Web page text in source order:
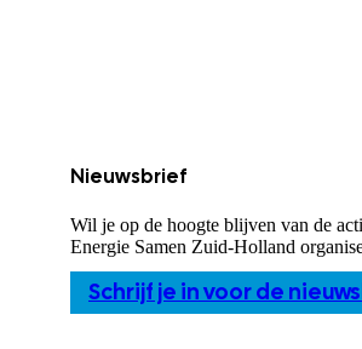
Nieuwsbrief
Wil je op de hoogte blijven van de
Energie Samen Zuid-Holland
Schrijf je in voor de